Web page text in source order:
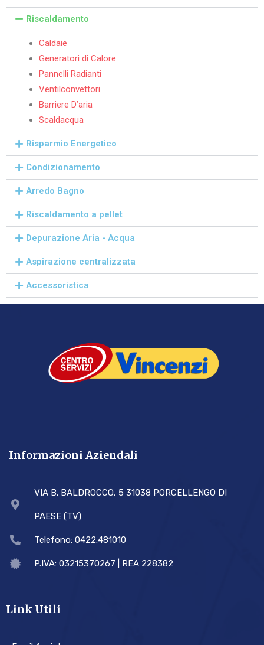
Riscaldamento
Caldaie
Generatori di Calore
Pannelli Radianti
Ventilconvettori
Barriere D’aria
Scaldacqua
Risparmio Energetico
Condizionamento
Arredo Bagno
Riscaldamento a pellet
Depurazione Aria - Acqua
Aspirazione centralizzata
Accessoristica
Informazioni Aziendali
VIA B. BALDROCCO, 5 31038 PORCELLENGO DI
PAESE (TV)
Telefono: 0422.481010
P.IVA: 03215370267 | REA 228382
Link Utili